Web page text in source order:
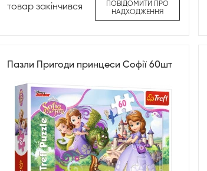
товар закінчився
ПОВІДОМИТИ ПРО
НАДХОДЖЕННЯ
Пазли Пригоди принцеси Софії 60шт